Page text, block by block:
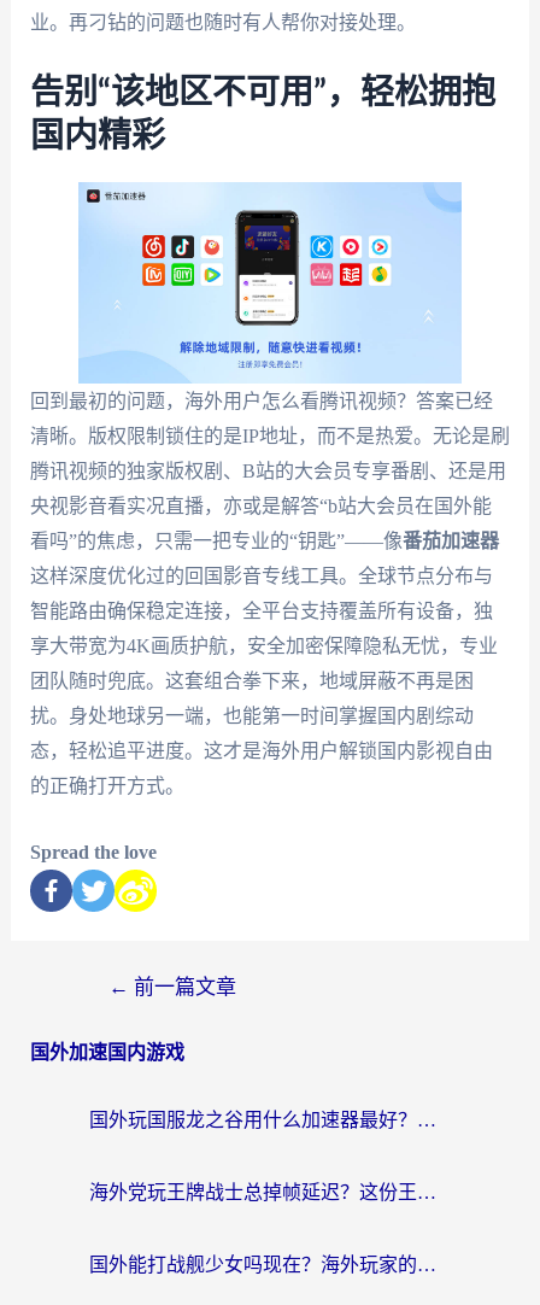
业。再刁钻的问题也随时有人帮你对接处理。
告别“该地区不可用”，轻松拥抱
国内精彩
回到最初的问题，海外用户怎么看腾讯视频？答案已经
清晰。版权限制锁住的是IP地址，而不是热爱。无论是刷
腾讯视频的独家版权剧、B站的大会员专享番剧、还是用
央视影音看实况直播，亦或是解答“b站大会员在国外能
看吗”的焦虑，只需一把专业的“钥匙”——像番茄加速器
这样深度优化过的回国影音专线工具。全球节点分布与
智能路由确保稳定连接，全平台支持覆盖所有设备，独
享大带宽为4K画质护航，安全加密保障隐私无忧，专业
团队随时兜底。这套组合拳下来，地域屏蔽不再是困
扰。身处地球另一端，也能第一时间掌握国内剧综动
态，轻松追平进度。这才是海外用户解锁国内影视自由
的正确打开方式。
Spread the love
← 前一篇文章
国外加速国内游戏
国外玩国服龙之谷用什么加速器最好？一份给海外游子的终极指南
海外党玩王牌战士总掉帧延迟？这份王牌战士延迟加速器终极指南救你命
国外能打战舰少女吗现在？海外玩家的国服游戏加速终极指南